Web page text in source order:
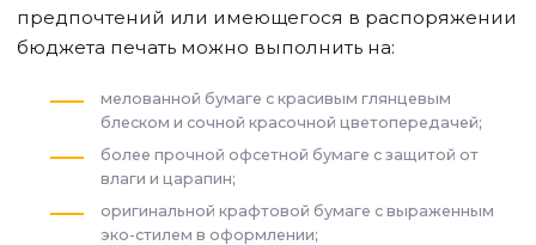
предпочтений или имеющегося в распоряжении
бюджета печать можно выполнить на:
мелованной бумаге с красивым глянцевым
блеском и сочной красочной цветопередачей;
более прочной офсетной бумаге с защитой от
влаги и царапин;
оригинальной крафтовой бумаге с выраженным
эко-стилем в оформлении;